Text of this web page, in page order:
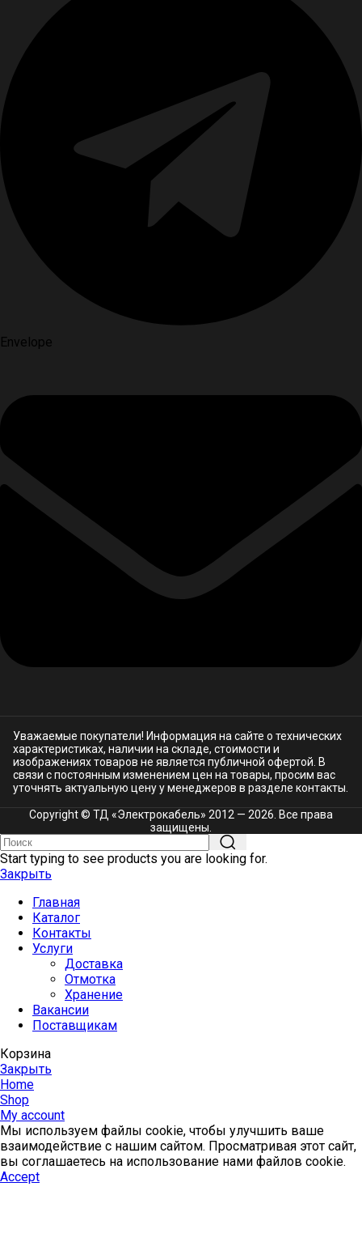
Envelope
Уважаемые покупатели! Информация на сайте о технических
характеристиках, наличии на складе, стоимости и
изображениях товаров не является публичной офертой. В
связи с постоянным изменением цен на товары, просим вас
уточнять актуальную цену у менеджеров в разделе контакты.
Copyright © ТД «Электрокабель»​ 2012 — 2026. Все права
защищены.
Start typing to see products you are looking for.
Закрыть
Главная
Каталог
Контакты
Услуги
Доставка
Отмотка
Хранение
Вакансии
Поставщикам
Корзина
Закрыть
Home
Shop
My account
Мы используем файлы cookie, чтобы улучшить ваше
взаимодействие с нашим сайтом. Просматривая этот сайт,
вы соглашаетесь на использование нами файлов cookie.
Accept